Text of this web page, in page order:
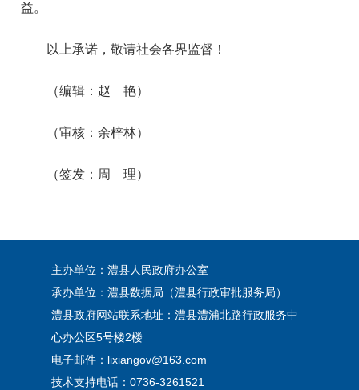
益。
以上承诺，敬请社会各界监督！
（编辑：赵 艳）
（审核：余梓林）
（签发：周 理）
主办单位：澧县人民政府办公室
承办单位：澧县数据局（澧县行政审批服务局）
澧县政府网站联系地址：澧县澧浦北路行政服务中
心办公区5号楼2楼
电子邮件：lixiangov@163.com
技术支持电话：0736-3261521